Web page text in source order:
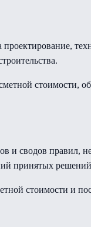
стоимости,
и сводов правил,
принятых
стоимости и